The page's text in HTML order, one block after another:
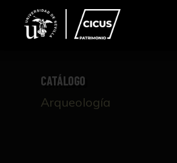
CATÁLOGO
Arqueología